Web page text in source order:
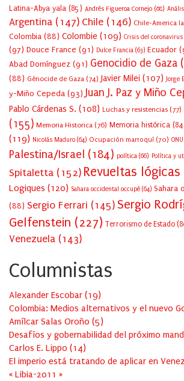
Latina-Abya yala (85) Andrés Figueroa Cornejo (68)
Argentina (147) Chile (146) Chile-America
Colombia (88) Colombie (109) Crisis del coronavirus
(97) Douce France (91) Dulce Francia (63) Ecuador
Abad Domínguez (91) Genocidio de Gaza
(88) Génocide de Gaza (74) Javier Milei (107) Jorge
y-Miño Cepeda (93) Juan J. Paz y Miño
Pablo Cárdenas S. (108) Luchas y resistencias (77)
(155) Memoria Historica (76) Memoria histórica
(119) Nicolás Maduro (64) Ocupación marroquí (70) ONU
Palestina/Israel (184) política (66) Política y
Spitaletta (152) Revueltas lógicas
Logiques (120) Sahara occidental occupé (64) Sahara
(88) Sergio Ferrari (145) Sergio
Gelfenstein (227) Terrorismo de Estado
Venezuela (143)
Columnistas
Alexander Escobar (19)
Colombia: Medios alternativos y el nuevo
Amílcar Salas Oroño (5)
Desafíos y gobernabilidad del próximo
Carlos E. Lippo (14)
El imperio está tratando de aplicar en
« Libia-2011 »